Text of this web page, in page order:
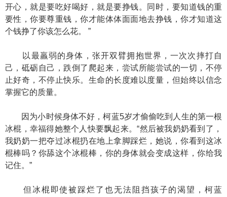
开心，就是要吃好喝好，就是要挣钱。同时，要知道钱的重
要性，你要尊重钱，你才能体体面面地去挣钱，你才知道这
个钱挣了你该怎么花。 ”
以最羸弱的身体，张开双臂拥抱世界，一次次摔打自
己，砥砺自己，跌倒了爬起来，尝试所能尝试的一切，不停
止好奇，不停止快乐。生命的长度难以度量，但始终以信念
掌握它的质量。
因为小时候身体不好，柯蓝5岁才偷偷吃到人生的第一根
冰棍，幸福得她整个人快要飘起来。“然后被我奶奶看到了，
我奶奶一把夺过冰棍扔在地上拿脚踩烂，她说，你看到这冰
棍棒吗？你舔这个冰棍棒，你的身体就会变成这样，你给我
记住。”
但冰棍即使被踩烂了也无法阻挡孩子的渴望，柯蓝